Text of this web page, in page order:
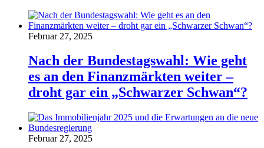
Februar 27, 2025
Nach der Bundestagswahl: Wie geht
es an den Finanzmärkten weiter –
droht gar ein „Schwarzer Schwan“?
Februar 27, 2025